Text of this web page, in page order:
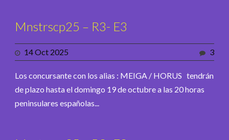
Mnstrscp25 – R3- E3
14 Oct 2025 3
Los concursante con los alias : MEIGA / HORUS tendrán
de plazo hasta el domingo 19 de octubre a las 20 horas
peninsulares españolas...